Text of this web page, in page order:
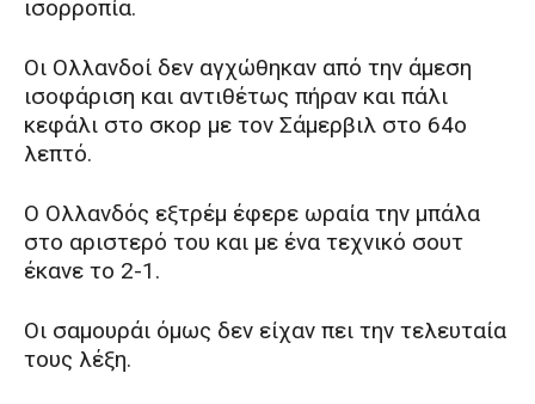
ισορροπία.
Οι Ολλανδοί δεν αγχώθηκαν από την άμεση
ισοφάριση και αντιθέτως πήραν και πάλι
κεφάλι στο σκορ με τον Σάμερβιλ στο 64ο
λεπτό.
Ο Ολλανδός εξτρέμ έφερε ωραία την μπάλα
στο αριστερό του και με ένα τεχνικό σουτ
έκανε το 2-1.
Οι σαμουράι όμως δεν είχαν πει την τελευταία
τους λέξη.